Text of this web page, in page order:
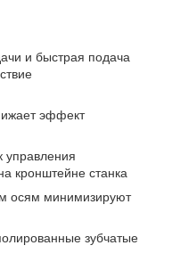
и быстрая подача
эффект
управления
кронштейне станка
осям минимизируют
зубчатые